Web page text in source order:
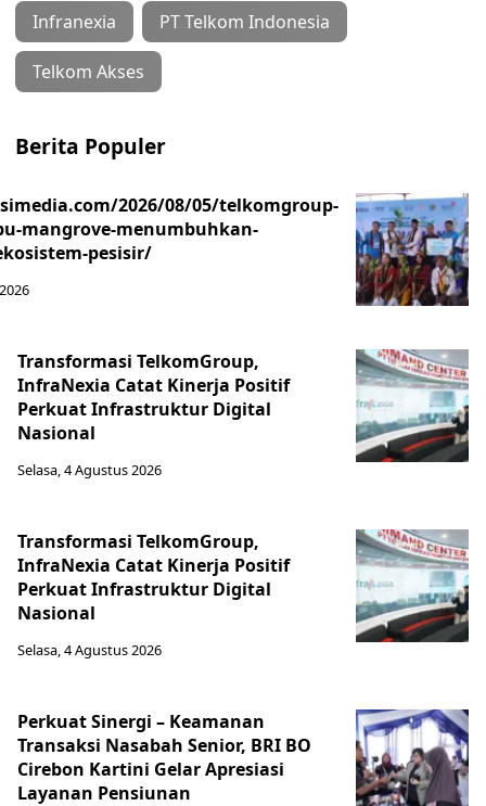
Infranexia PT Telkom Indonesia
Telkom Akses
Berita Populer
2026/08/05/telkomgroup-
mangrove-menumbuhkan-
pesisir/
Transformasi TelkomGroup,
InfraNexia Catat Kinerja Positif
Perkuat Infrastruktur Digital
Nasional
Selasa, 4 Agustus 2026
Transformasi TelkomGroup,
InfraNexia Catat Kinerja Positif
Perkuat Infrastruktur Digital
Nasional
Selasa, 4 Agustus 2026
Perkuat Sinergi – Keamanan
Transaksi Nasabah Senior, BRI BO
Cirebon Kartini Gelar Apresiasi
Layanan Pensiunan